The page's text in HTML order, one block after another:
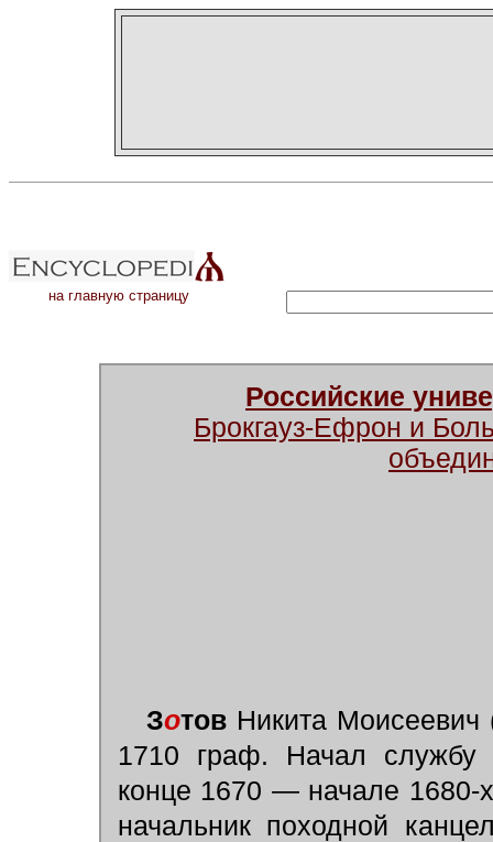
на главную страницу
Российские
Брокгауз-Ефрон и
Зотов Никита
1710 граф. Начал службу
конце 1670 — начале 1680-
начальник походной